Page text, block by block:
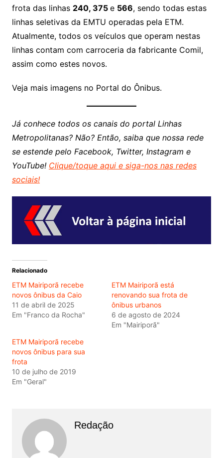
frota das linhas 240, 375 e 566, sendo todas estas
linhas seletivas da EMTU operadas pela ETM.
Atualmente, todos os veículos que operam nestas
linhas contam com carroceria da fabricante Comil,
assim como estes novos.
Veja mais imagens no Portal do Ônibus.
Já conhece todos os canais do portal Linhas
Metropolitanas? Não? Então, saiba que nossa rede
se estende pelo Facebook, Twitter, Instagram e
YouTube! Clique/toque aqui e siga-nos nas redes
sociais!
Relacionado
ETM Mairiporã recebe
novos ônibus da Caio
11 de abril de 2025
Em "Franco da Rocha"
ETM Mairiporã está
renovando sua frota de
ônibus urbanos
6 de agosto de 2024
Em "Mairiporã"
ETM Mairiporã recebe
novos ônibus para sua
frota
10 de julho de 2019
Em "Geral"
Redação